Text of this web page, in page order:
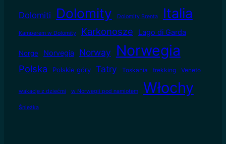
Dolomiti Dolomity Dolomity Brenta Italia
Kamperem w Dolomity Karkonosze Lago di Garda
Norge Norvegia Norway Norwegia
Polska Polskie góry Tatry Toskania trekking Veneto
wakacje z dziećmi w Norwegii pod namiotem Włochy
Śnieżka